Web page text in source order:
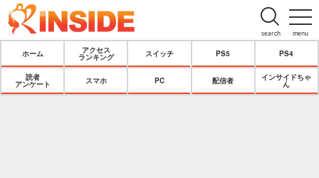
menu
search
ホーム
アクセス
ランキング
スイッチ PS5 PS4
読者
アンケート
スマホ PC 配信者
インサイドちゃ
ん